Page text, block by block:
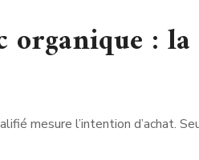
:
mesure l’intention d’achat.